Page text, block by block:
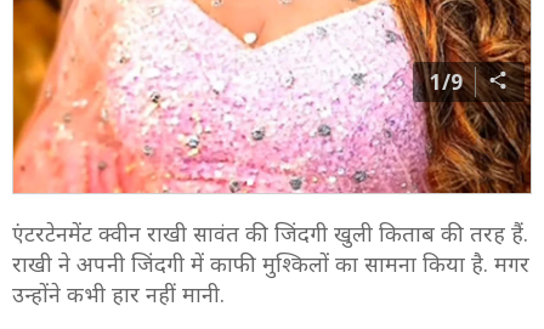
1/9
एंटरटेनमेंट क्वीन राखी सावंत की जिंदगी खुली किताब की तरह हैं.
राखी ने अपनी जिंदगी में काफी मुश्किलों का सामना किया है. मगर
उन्होंने कभी हार नहीं मानी.